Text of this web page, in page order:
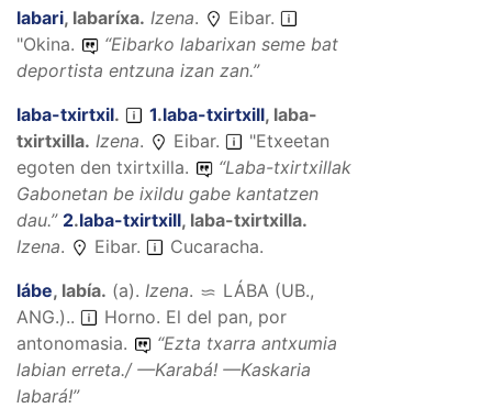
labari, labaríxa. Izena.
Eibar.
"Okina.
“Eibarko labarixan seme bat
deportista entzuna izan zan.”
laba-txirtxil. 1.laba-txirtxill, laba-
txirtxilla. Izena. Eibar.
"Etxeetan
egoten den txirtxilla.
“Laba-txirtxillak
Gabonetan be ixildu gabe kantatzen
dau.” 2.laba-txirtxill, laba-txirtxilla.
Izena. Eibar.
Cucaracha.
lábe, labía. (a). Izena.
LÁBA (UB.,
ANG.)..
Horno. El del pan, por
antonomasia.
“Ezta txarra antxumia
labian erreta./ —Karabá! —Kaskaria
labará!”